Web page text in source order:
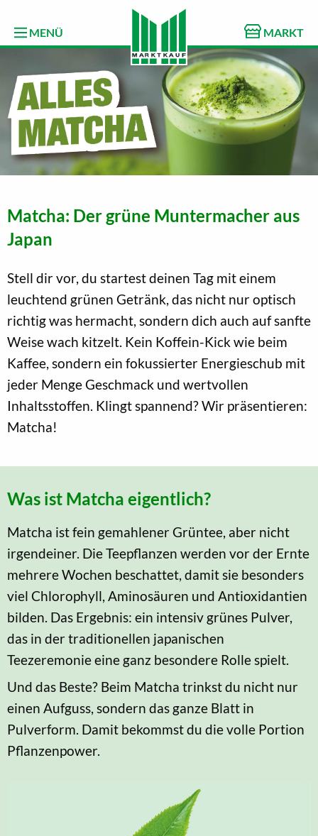
MENÜ MARKT
Matcha: Der grüne Muntermacher aus
Japan
Stell dir vor, du startest deinen Tag mit einem
leuchtend grünen Getränk, das nicht nur optisch
richtig was hermacht, sondern dich auch auf sanfte
Weise wach kitzelt. Kein Koffein-Kick wie beim
Kaffee, sondern ein fokussierter Energieschub mit
jeder Menge Geschmack und wertvollen
Inhaltsstoffen. Klingt spannend? Wir präsentieren:
Matcha!
Was ist Matcha eigentlich?
Matcha ist fein gemahlener Grüntee, aber nicht
irgendeiner. Die Teepflanzen werden vor der Ernte
mehrere Wochen beschattet, damit sie besonders
viel Chlorophyll, Aminosäuren und Antioxidantien
bilden. Das Ergebnis: ein intensiv grünes Pulver,
das in der traditionellen japanischen
Teezeremonie eine ganz besondere Rolle spielt.
Und das Beste? Beim Matcha trinkst du nicht nur
einen Aufguss, sondern das ganze Blatt in
Pulverform. Damit bekommst du die volle Portion
Pflanzenpower.